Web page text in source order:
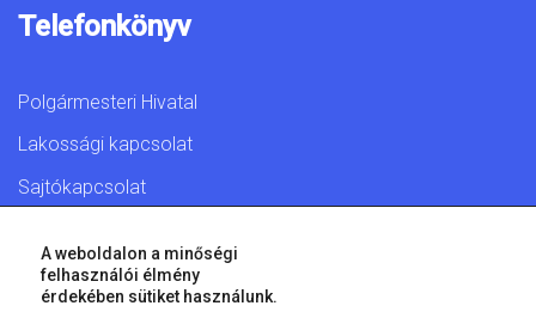
Telefonkönyv
Polgármesteri Hivatal
Lakossági kapcsolat
Sajtókapcsolat
© 2026 Győr Megyei Jogú Város • Minden jog fenntartva!
A weboldalon a minőségi
felhasználói élmény
érdekében sütiket használunk.